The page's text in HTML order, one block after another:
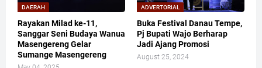
DAERAH
Rayakan Milad ke-11,
Sanggar Seni Budaya Wanua
Masengereng Gelar
Sumange Masengereng
ADVERTORIAL
Buka Festival Danau Tempe,
Pj Bupati Wajo Berharap
Jadi Ajang Promosi
August 25, 2024